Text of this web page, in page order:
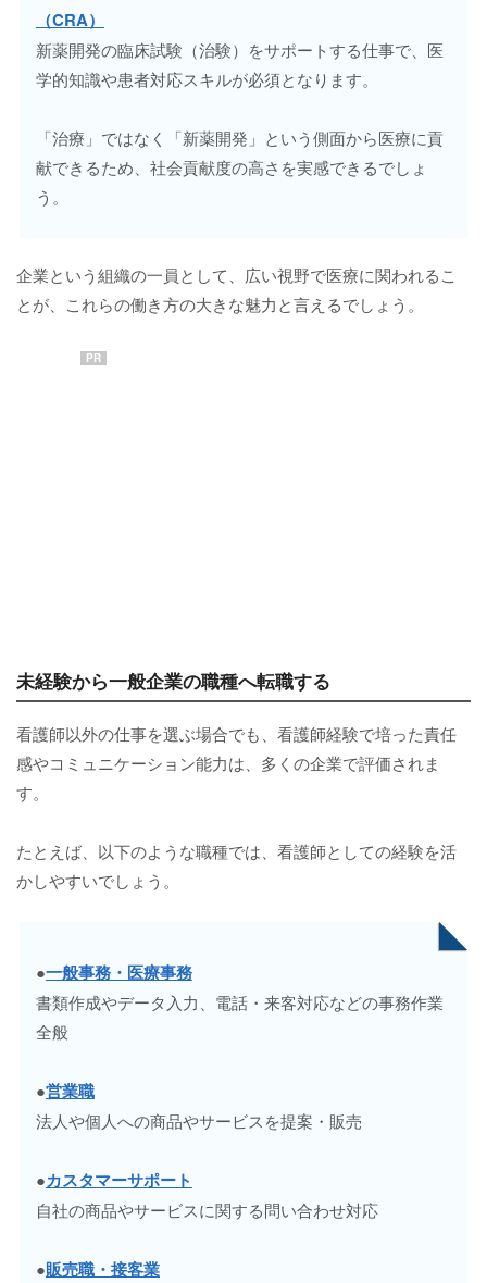
（CRA）
新薬開発の臨床試験（治験）をサポートする仕事で、医
学的知識や患者対応スキルが必須となります。
「治療」ではなく「新薬開発」という側面から医療に貢
献できるため、社会貢献度の高さを実感できるでしょ
う。
企業という組織の一員として、広い視野で医療に関われるこ
とが、これらの働き方の大きな魅力と言えるでしょう。
PR
未経験から一般企業の職種へ転職する
看護師以外の仕事を選ぶ場合でも、看護師経験で培った責任
感やコミュニケーション能力は、多くの企業で評価されま
す。
たとえば、以下のような職種では、看護師としての経験を活
かしやすいでしょう。
●一般事務・医療事務
書類作成やデータ入力、電話・来客対応などの事務作業
全般
●営業職
法人や個人への商品やサービスを提案・販売
●カスタマーサポート
自社の商品やサービスに関する問い合わせ対応
●販売職・接客業